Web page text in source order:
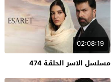
02:08:19
مسلسل الاسر الحلقة 474